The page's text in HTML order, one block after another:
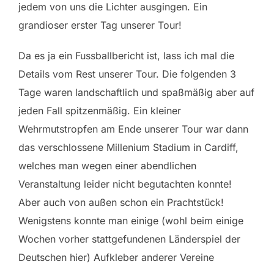
jedem von uns die Lichter ausgingen. Ein
grandioser erster Tag unserer Tour!
Da es ja ein Fussballbericht ist, lass ich mal die
Details vom Rest unserer Tour. Die folgenden 3
Tage waren landschaftlich und spaßmäßig aber auf
jeden Fall spitzenmäßig. Ein kleiner
Wehrmutstropfen am Ende unserer Tour war dann
das verschlossene Millenium Stadium in Cardiff,
welches man wegen einer abendlichen
Veranstaltung leider nicht begutachten konnte!
Aber auch von außen schon ein Prachtstück!
Wenigstens konnte man einige (wohl beim einige
Wochen vorher stattgefundenen Länderspiel der
Deutschen hier) Aufkleber anderer Vereine